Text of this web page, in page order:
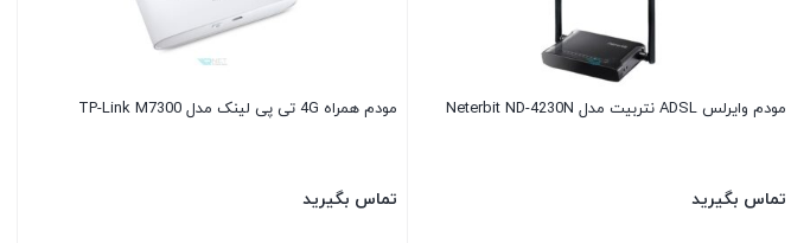
مودم وایرلس ADSL نتربیت مدل Neterbit ND-4230N
تماس بگیرید
مودم همراه 4G تی پی لینک مدل TP-Link M7300
تماس بگیرید